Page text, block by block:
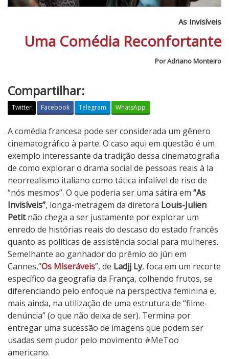
As Invisíveis
Uma Comédia Reconfortante
Por Adriano Monteiro
Compartilhar:
Twitter Facebook Telegram WhatsApp
A
s
I
n
v
i
s
í
v
e
i
s
A comédia francesa pode ser considerada um gênero
cinematográfico à parte. O caso aqui em questão é um
exemplo interessante da tradição dessa cinematografia
de como explorar o drama social de pessoas reais à la
neorrealismo italiano como tática infalível de riso de
“nós mesmos”. O que poderia ser uma sátira em “As
Invisíveis”, longa-metragem da diretora Louis-Julien
Petitnão chega a ser justamente por explorar um
enredo de histórias reais do descaso do estado francês
quanto as políticas de assistência social para mulheres.
Semelhante ao ganhador do prêmio do júri em
Cannes,“Os Miseráveis”, de Ladjj Ly, foca em um recorte
específico da geografia da França, colhendo frutos, se
diferenciando pelo enfoque na perspectiva feminina e,
mais ainda, na utilização de uma estrutura de “filme-
denúncia” (o que não deixa de ser). Termina por
entregar uma sucessão de imagens que podem ser
usadas sem pudor pelo movimento #MeToo
americano.